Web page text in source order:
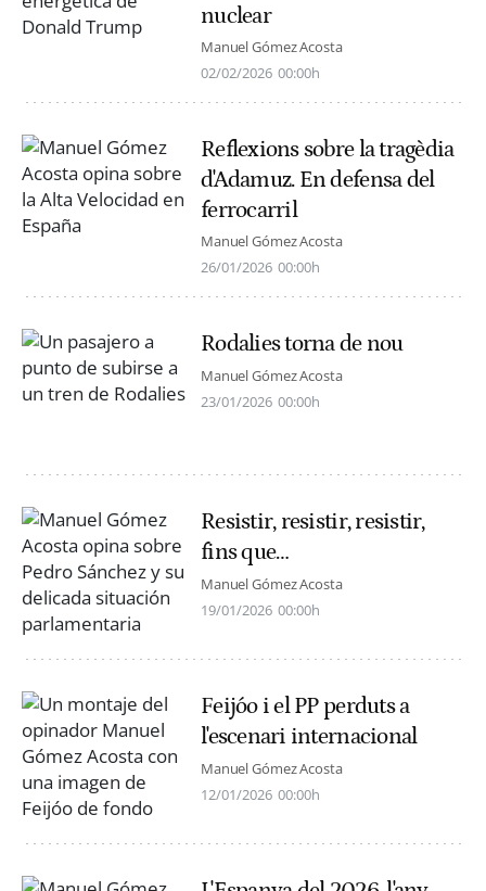
nuclear
Manuel Gómez Acosta
02/02/2026 00:00h
Reflexions sobre la tragèdia
d'Adamuz. En defensa del
ferrocarril
Manuel Gómez Acosta
26/01/2026 00:00h
Rodalies torna de nou
Manuel Gómez Acosta
23/01/2026 00:00h
Resistir, resistir, resistir,
fins que…
Manuel Gómez Acosta
19/01/2026 00:00h
Feijóo i el PP perduts a
l'escenari internacional
Manuel Gómez Acosta
12/01/2026 00:00h